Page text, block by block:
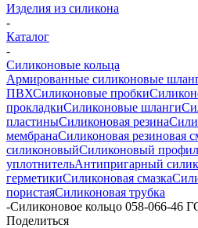
Изделия из силикона
-
Каталог
-
Силиконовые кольца
Армированные силиконовые
ПВХСиликоновые пробки
прокладкиСиликоновые шланги
пластиныСиликоновая резина
мембранаСиликоновая резиновая
силиконовыйСиликоновый
уплотнительАнтипригарный
герметикиСиликоновая смазка
пористаяСиликоновая трубка
-Силиконовое кольцо 058-066-46
Поделиться